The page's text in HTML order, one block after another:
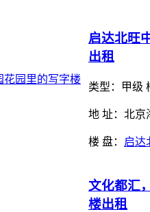
启达北旺
出租
类型： 甲级
地 址：北京
楼 盘： 启达
文化都汇
楼出租